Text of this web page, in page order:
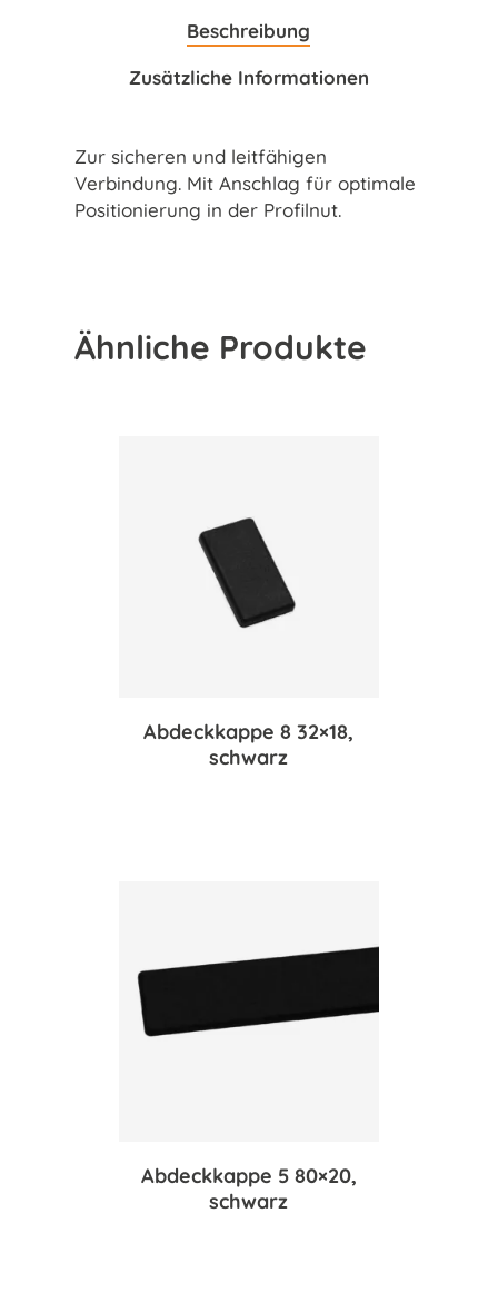
Beschreibung
Zusätzliche Informationen
Zur sicheren und leitfähigen
Verbindung. Mit Anschlag für optimale
Positionierung in der Profilnut.
Ähnliche Produkte
Abdeckkappe 8 32×18,
schwarz
Abdeckkappe 5 80×20,
schwarz